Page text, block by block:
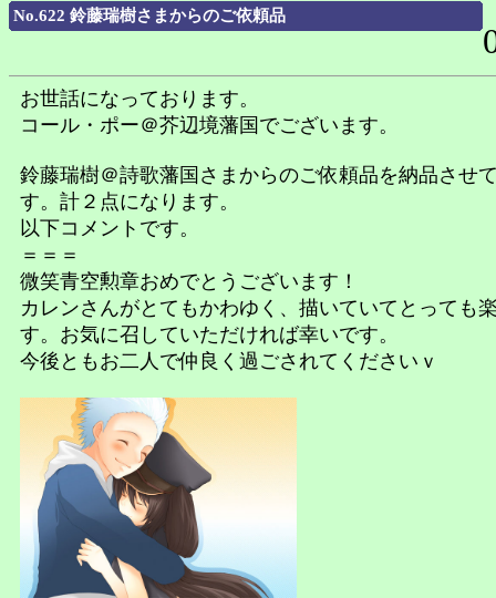
No.622 鈴藤瑞樹さまからのご依頼品
お世話になっております。
コール・ポー＠芥辺境藩国でございます。
鈴藤瑞樹＠詩歌藩国さまからのご依頼品を納品させ
す。計２点になります。
以下コメントです。
＝＝＝
微笑青空勲章おめでとうございます！
カレンさんがとてもかわゆく、描いていてとっても
す。お気に召していただければ幸いです。
今後ともお二人で仲良く過ごされてくださいｖ